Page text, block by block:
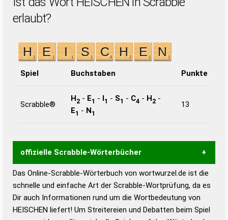
erlaubt?
Spiel Buchstaben Punkte
Scrabble®
H2 - E1 - I1 - S1 - C4 - H2 -
E1 - N1
13
offizielle Scrabble-Wörterbücher
Wortwurzel liefert mit Hilfe eines semantischen
Wortanalyse-Algorithmus gute Anhaltspunkte zu
Wortbedeutung, Worttrennung und Wortform, um die
Gültigkeit eines Wortes für das Scrabble-Spiel zu
Das Online-Scrabble-Wörterbuch von wortwurzel.de ist die
schnelle und einfache Art der Scrabble-Wortprüfung, da es
Dir auch Informationen rund um die Wortbedeutung von
HEISCHEN liefert! Um Streitereien und Debatten beim Spiel